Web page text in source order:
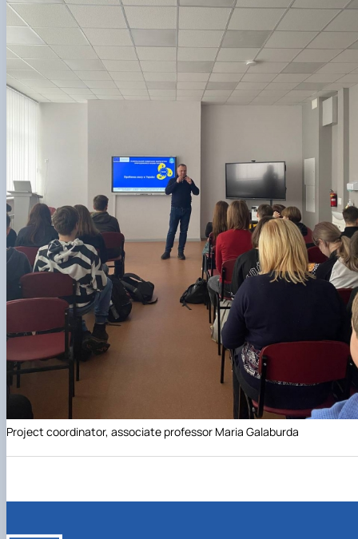
Project coordinator, associate professor Maria Galaburda